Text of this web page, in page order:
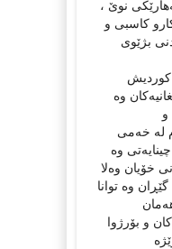
نوێ ،
کاسبی و
بژێوی
کوردیش
وە
و
لە خەمی
وە
خۆیان وەلا
وە توانا
و بۆرژوا